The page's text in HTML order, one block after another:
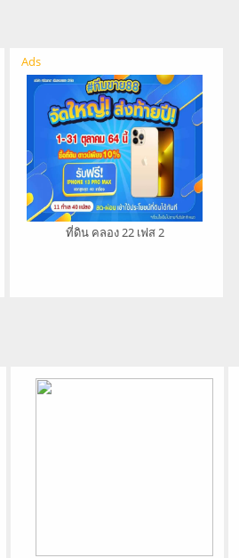
Ads
ที่ดิน คลอง 22 เฟส 2